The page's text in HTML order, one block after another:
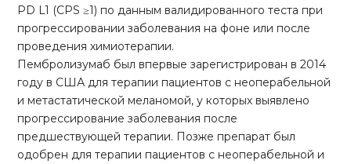
PD L1 (CPS ≥1) по данным валидированного теста при
прогрессировании заболевания на фоне или после
проведения химиотерапии.
Пембролизумаб был впервые зарегистрирован в 2014
году в США для терапии пациентов с неоперабельной
и метастатической меланомой, у которых выявлено
прогрессирование заболевания после
предшествующей терапии. Позже препарат был
одобрен для терапии пациентов с неоперабельной и